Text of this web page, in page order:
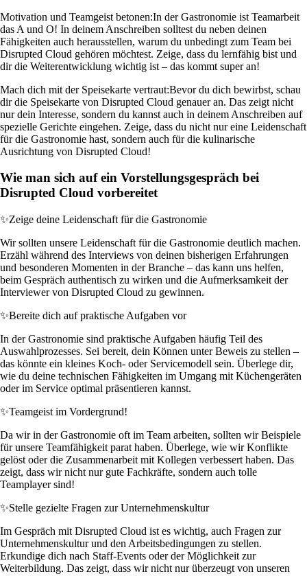
Motivation und Teamgeist betonen:In der Gastronomie ist Teamarbeit
das A und O! In deinem Anschreiben solltest du neben deinen
Fähigkeiten auch herausstellen, warum du unbedingt zum Team bei
Disrupted Cloud gehören möchtest. Zeige, dass du lernfähig bist und
dir die Weiterentwicklung wichtig ist – das kommt super an!
Mach dich mit der Speisekarte vertraut:Bevor du dich bewirbst, schau
dir die Speisekarte von Disrupted Cloud genauer an. Das zeigt nicht
nur dein Interesse, sondern du kannst auch in deinem Anschreiben auf
spezielle Gerichte eingehen. Zeige, dass du nicht nur eine Leidenschaft
für die Gastronomie hast, sondern auch für die kulinarische
Ausrichtung von Disrupted Cloud!
Wie man sich auf ein Vorstellungsgespräch bei
Disrupted Cloud vorbereitet
✨Zeige deine Leidenschaft für die Gastronomie
Wir sollten unsere Leidenschaft für die Gastronomie deutlich machen.
Erzähl während des Interviews von deinen bisherigen Erfahrungen
und besonderen Momenten in der Branche – das kann uns helfen,
beim Gespräch authentisch zu wirken und die Aufmerksamkeit der
Interviewer von Disrupted Cloud zu gewinnen.
✨Bereite dich auf praktische Aufgaben vor
In der Gastronomie sind praktische Aufgaben häufig Teil des
Auswahlprozesses. Sei bereit, dein Können unter Beweis zu stellen –
das könnte ein kleines Koch- oder Servicemodell sein. Überlege dir,
wie du deine technischen Fähigkeiten im Umgang mit Küchengeräten
oder im Service optimal präsentieren kannst.
✨Teamgeist im Vordergrund!
Da wir in der Gastronomie oft im Team arbeiten, sollten wir Beispiele
für unsere Teamfähigkeit parat haben. Überlege, wie wir Konflikte
gelöst oder die Zusammenarbeit mit Kollegen verbessert haben. Das
zeigt, dass wir nicht nur gute Fachkräfte, sondern auch tolle
Teamplayer sind!
✨Stelle gezielte Fragen zur Unternehmenskultur
Im Gespräch mit Disrupted Cloud ist es wichtig, auch Fragen zur
Unternehmenskultur und den Arbeitsbedingungen zu stellen.
Erkundige dich nach Staff-Events oder der Möglichkeit zur
Weiterbildung. Das zeigt, dass wir nicht nur überzeugt von unseren